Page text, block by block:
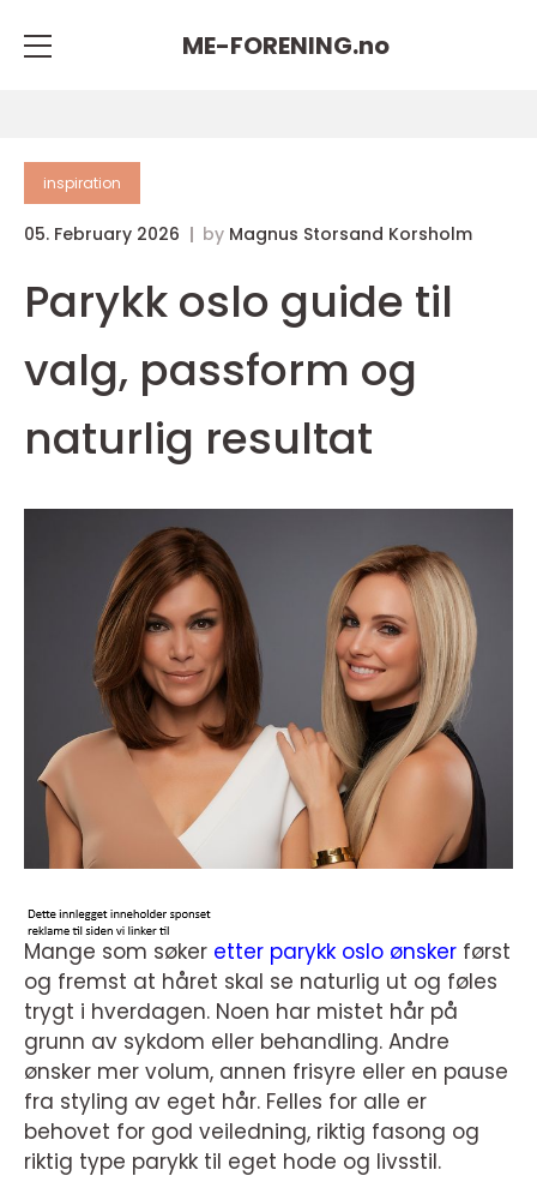
ME-FORENING.no
inspiration
05. February 2026 by Magnus Storsand Korsholm
Parykk oslo guide til
valg, passform og
naturlig resultat
Mange som søker etter parykk oslo ønsker først
og fremst at håret skal se naturlig ut og føles
trygt i hverdagen. Noen har mistet hår på
grunn av sykdom eller behandling. Andre
ønsker mer volum, annen frisyre eller en pause
fra styling av eget hår. Felles for alle er
behovet for god veiledning, riktig fasong og
riktig type parykk til eget hode og livsstil.